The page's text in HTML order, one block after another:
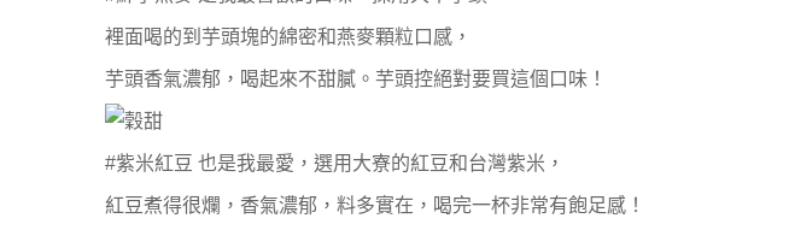
裡面喝的到芋頭塊的綿密和燕麥顆粒口感，
芋頭香氣濃郁，喝起來不甜膩。芋頭控絕對要買這個口味！
#紫米紅豆 也是我最愛，選用大寮的紅豆和台灣紫米，
紅豆煮得很爛，香氣濃郁，料多實在，喝完一杯非常有飽足感！